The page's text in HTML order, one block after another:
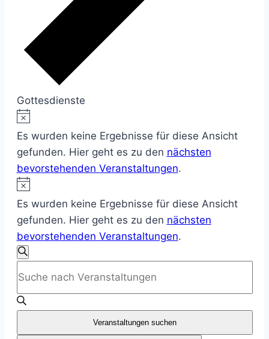
Gottesdienste
Veranstaltungen
Hinweis
Es wurden keine Ergebnisse für diese Ansicht
gefunden. Hier geht es zu den nächsten
bevorstehenden Veranstaltungen.
Hinweis
Es wurden keine Ergebnisse für diese Ansicht
gefunden. Hier geht es zu den nächsten
bevorstehenden Veranstaltungen.
Veranstaltungen
Suche
und
Ansichten,
Suche
Schlüsselwort
eingeben.
nach
Veranstaltungen suchen